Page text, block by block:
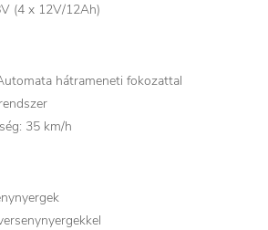
(4 x 12V/12Ah)
hátrameneti fokozattal
35 km/h